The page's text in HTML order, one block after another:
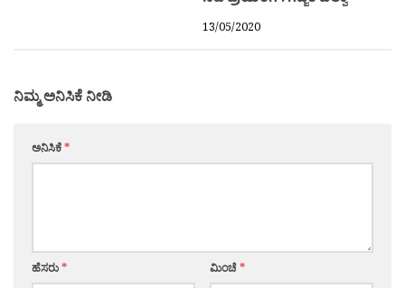
13/05/2020
ನಿಮ್ಮ ಅನಿಸಿಕೆ ನೀಡಿ
ಅನಿಸಿಕೆ*
ಹೆಸರು* ಮಿಂಚೆ*